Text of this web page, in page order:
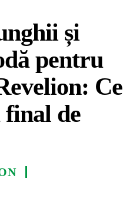
și
pentru
Ce
final de